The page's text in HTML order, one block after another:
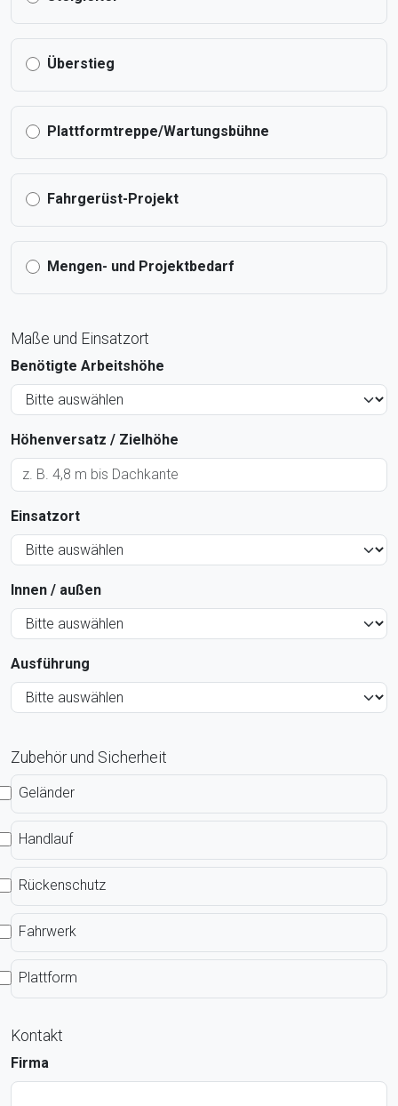
Überstieg
Plattformtreppe/Wartungsbühne
Fahrgerüst-Projekt
Mengen- und Projektbedarf
Maße und Einsatzort
Benötigte Arbeitshöhe
Höhenversatz / Zielhöhe
Einsatzort
Innen / außen
Ausführung
Zubehör und Sicherheit
Geländer
Handlauf
Rückenschutz
Fahrwerk
Plattform
Kontakt
Firma